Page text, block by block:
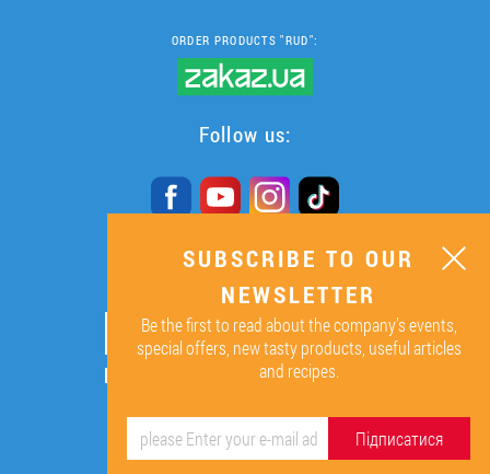
ORDER PRODUCTS "RUD":
Follow us:
SUBSCRIBE TO OUR
NEWSLETTER
ОК
By signing up I agree to the
SUBSCRIBE TO OUR
NEWSLETTER
Be the first to read about the company’s events,
special offers, new tasty products, useful articles
and recipes.
Підписатися